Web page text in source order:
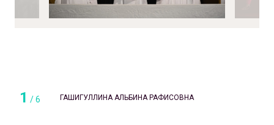
1 /6 ГАШИГУЛЛИНА АЛЬБИНА РАФИСОВНА